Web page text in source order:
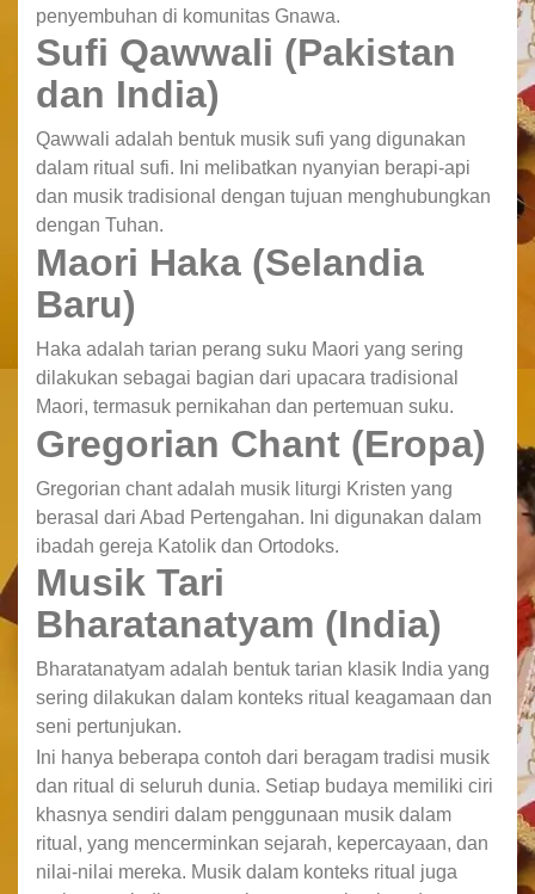
penyembuhan di komunitas Gnawa.
Sufi Qawwali (Pakistan
dan India)
Qawwali adalah bentuk musik sufi yang digunakan
dalam ritual sufi. Ini melibatkan nyanyian berapi-api
dan musik tradisional dengan tujuan menghubungkan
dengan Tuhan.
Maori Haka (Selandia
Baru)
Haka adalah tarian perang suku Maori yang sering
dilakukan sebagai bagian dari upacara tradisional
Maori, termasuk pernikahan dan pertemuan suku.
Gregorian Chant (Eropa)
Gregorian chant adalah musik liturgi Kristen yang
berasal dari Abad Pertengahan. Ini digunakan dalam
ibadah gereja Katolik dan Ortodoks.
Musik Tari
Bharatanatyam (India)
Bharatanatyam adalah bentuk tarian klasik India yang
sering dilakukan dalam konteks ritual keagamaan dan
seni pertunjukan.
Ini hanya beberapa contoh dari beragam tradisi musik
dan ritual di seluruh dunia. Setiap budaya memiliki ciri
khasnya sendiri dalam penggunaan musik dalam
ritual, yang mencerminkan sejarah, kepercayaan, dan
nilai-nilai mereka. Musik dalam konteks ritual juga